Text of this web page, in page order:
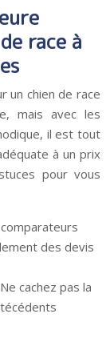
race à
un chien de race
mais avec les
il est tout
à un prix
pour vous
des devis
cachez pas la